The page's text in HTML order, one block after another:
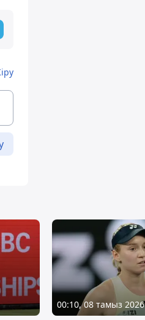
00:10, 08 тамыз 2026